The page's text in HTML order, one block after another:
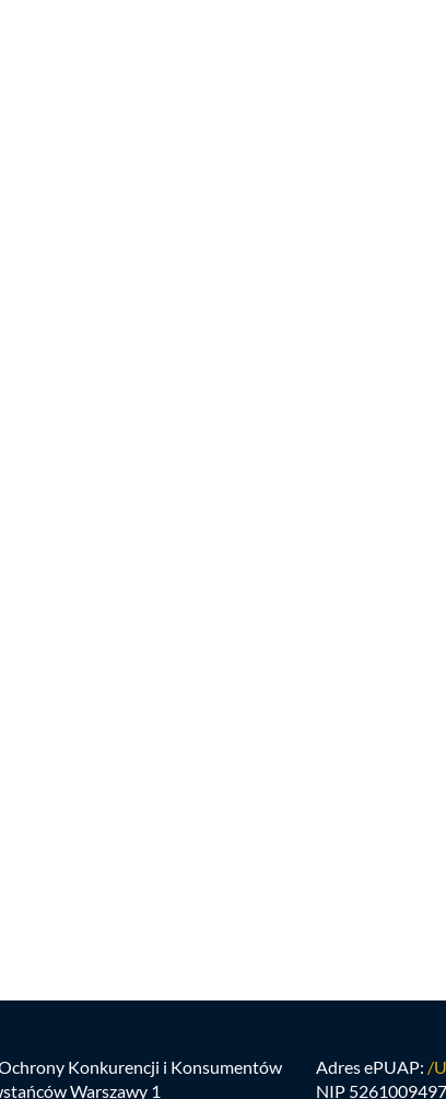
Konkurencji i Konsumentów
Warszawy 1
Adres ePUAP: /
NIP 5261009497